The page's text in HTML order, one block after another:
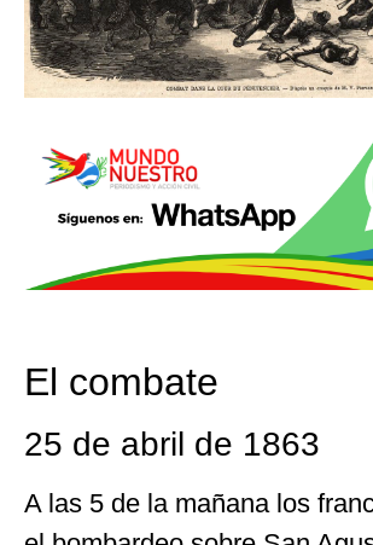
El combate
25 de abril de 1863
A las 5 de la mañana los